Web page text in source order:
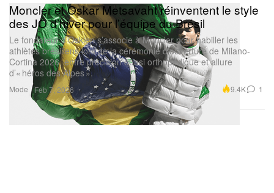
Mode
Moncler et Oskar Metsavaht réinventent le style
des JO d’hiver pour l’équipe du Brésil
Le fondateur d’Osklen s’associe à Moncler pour habiller les
athlètes brésiliens lors de la cérémonie d’ouverture de Milano-
Cortina 2026, entre précision quasi orthopédique et allure
d’« héros des Alpes ».
Feb 7, 2026 9.4K 1